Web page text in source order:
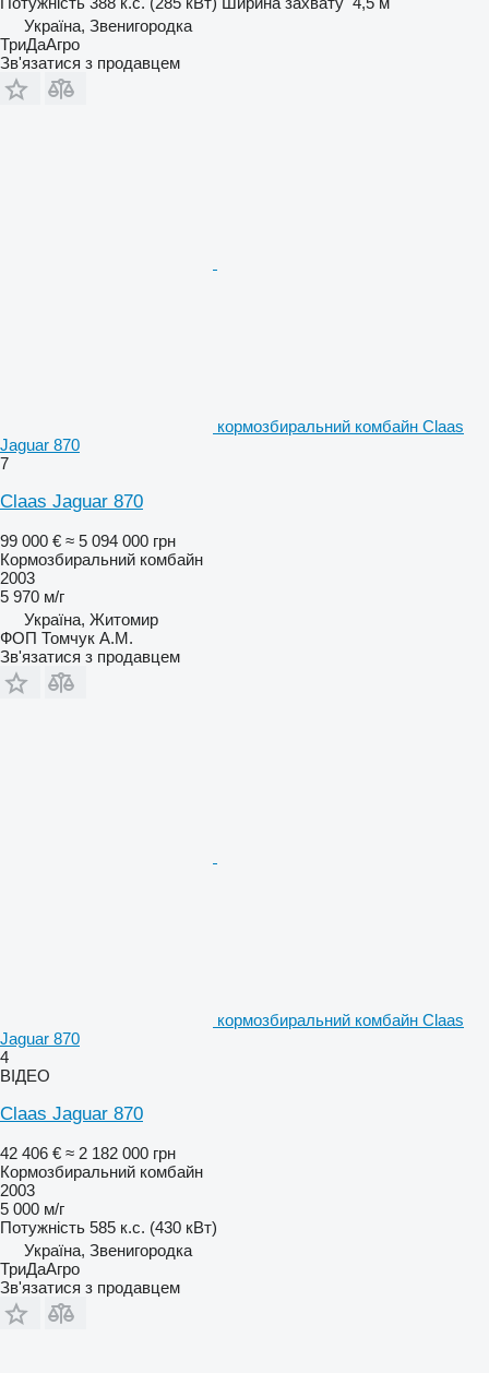
Україна, Звенигородка
ТриДаАгро
Зв'язатися з продавцем
кормозбиральний комбайн Claas
Jaguar 870
7
Claas Jaguar 870
99 000 € ≈ 5 094 000 грн
Кормозбиральний комбайн
2003
5 970 м/г
Україна, Житомир
ФОП Томчук А.М.
Зв'язатися з продавцем
кормозбиральний комбайн Claas
Jaguar 870
4
ВІДЕО
Claas Jaguar 870
42 406 € ≈ 2 182 000 грн
Кормозбиральний комбайн
2003
5 000 м/г
Потужність 585 к.с. (430 кВт)
Україна, Звенигородка
ТриДаАгро
Зв'язатися з продавцем